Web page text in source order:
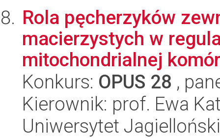
Rola pęcherzyków
macierzystych w
mitochondrialnej
Konkurs: OPUS 28 ,
Kierownik: prof. Ewa
Uniwersytet Jagielloński